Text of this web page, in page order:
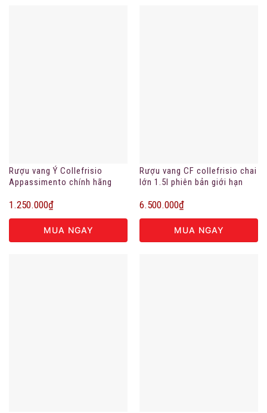
Rượu vang Ý Collefrisio
Appassimento chính hãng
1.250.000₫
MUA NGAY
Rượu vang CF collefrisio chai
lớn 1.5l phiên bản giới hạn
6.500.000₫
MUA NGAY